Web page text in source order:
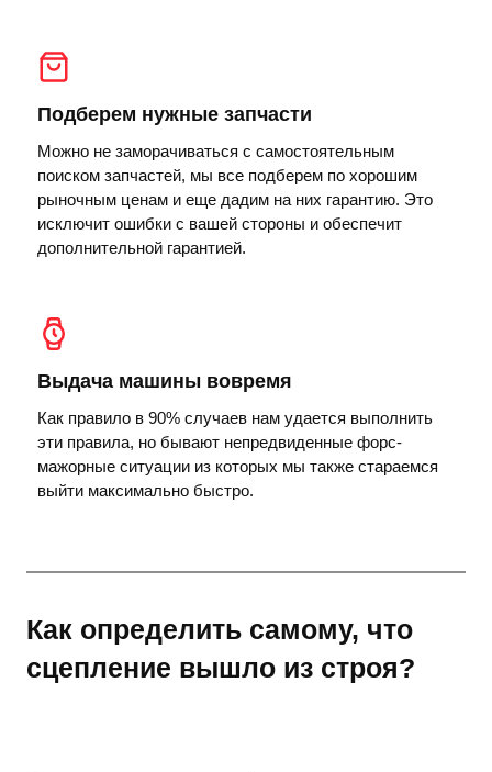
Подберем нужные запчасти
Можно не заморачиваться с самостоятельным
поиском запчастей, мы все подберем по хорошим
рыночным ценам и еще дадим на них гарантию. Это
исключит ошибки с вашей стороны и обеспечит
дополнительной гарантией.
Выдача машины вовремя
Как правило в 90% случаев нам удается выполнить
эти правила, но бывают непредвиденные форс-
мажорные ситуации из которых мы также стараемся
выйти максимально быстро.
Как определить самому, что
сцепление вышло из строя?